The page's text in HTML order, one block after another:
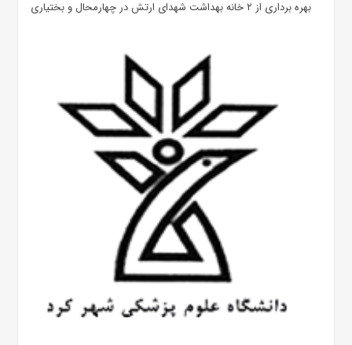
بهره ‌برداری از ۲ خانه بهداشت شهدای ارتش در چهارمحال و بختیاری